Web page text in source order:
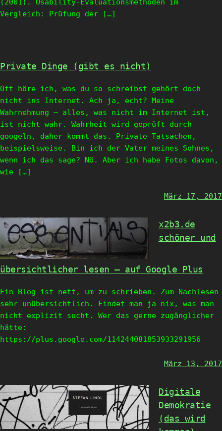
(2001). Usability-Evaluationsmethoden im
Vergleich: Prüfung der […]
Private Dinge (gibt es nicht)
Oft höre ich, was du so schreibst gehört doch
nicht ins Internet. Ach ja, echt? Meine
Wahrnehmung – alles, was nicht im Internet ist,
ist nicht wahr. Wahrheit wird geprüft durch
googeln, daher kommt das. Private Tatsachen,
beispielsweise. Bin ich der Vater meines Sohnes,
wenn ich das sage? Nö. Aber ich habe Fotos davon,
wie […]
März 17, 2017
x2b3.de
schöner und
übersichtlicher lesen – auf Google Plus
Ein Blog ist nett, um zu schrieben. Zum Nachlesen
sehr unübersichtlich. Findet man ja nix, was man
nicht explizit sucht. Wer das gerne zugänglicher
hätte:
https://plus.google.com/114244081853933291956
März 13, 2017
Digitale
Demokratie
(das wird